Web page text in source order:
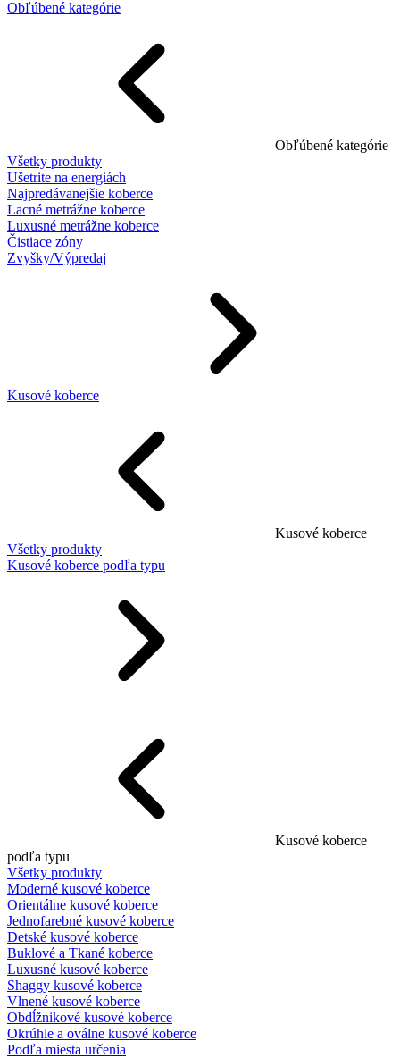
Obľúbené kategórie
Obľúbené kategórie
Všetky produkty
Ušetrite na energiách
Najpredávanejšie koberce
Lacné metrážne koberce
Luxusné metrážne koberce
Čistiace zóny
Zvyšky/Výpredaj
Kusové koberce
Kusové koberce
Všetky produkty
Kusové koberce podľa typu
Kusové koberce
podľa typu
Všetky produkty
Moderné kusové koberce
Orientálne kusové koberce
Jednofarebné kusové koberce
Detské kusové koberce
Buklové a Tkané koberce
Luxusné kusové koberce
Shaggy kusové koberce
Vlnené kusové koberce
Obdĺžnikové kusové koberce
Okrúhle a oválne kusové koberce
Podľa miesta určenia